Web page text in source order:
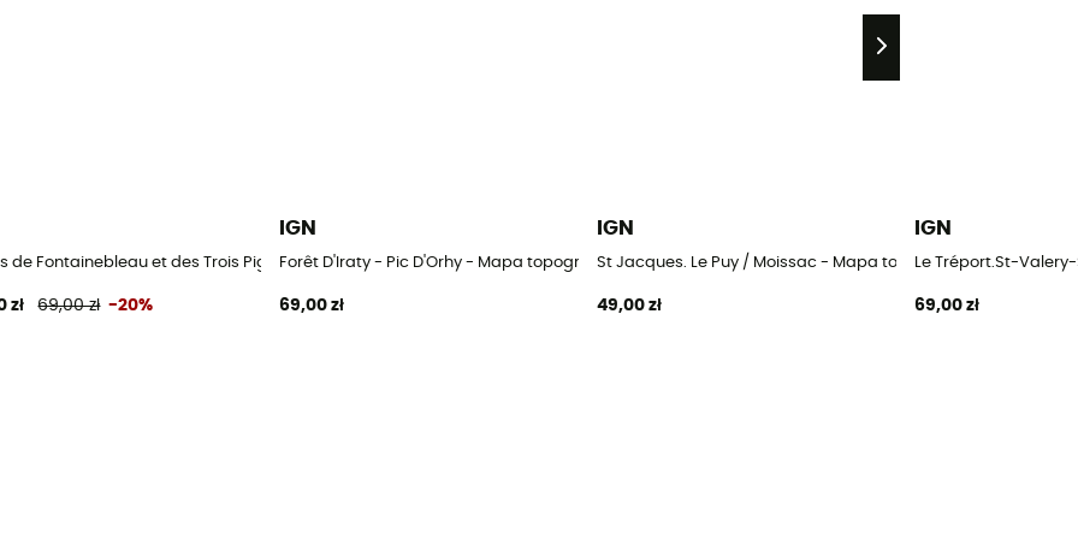
de Fontainebleau et des Trois Pignons - Mapa topograficzna
zł 69,00 zł -20%
IGN
Forêt D'Iraty - Pic D'Orhy - Mapa topograficzna
69,00 zł
IGN
St Jacques. Le Puy / Moissac - Mapa topograficzna
49,00 zł
IGN
Le Tréport.St-
69,00 zł